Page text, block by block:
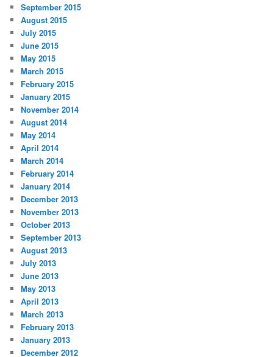
September 2015
August 2015
July 2015
June 2015
May 2015
March 2015
February 2015
January 2015
November 2014
August 2014
May 2014
April 2014
March 2014
February 2014
January 2014
December 2013
November 2013
October 2013
September 2013
August 2013
July 2013
June 2013
May 2013
April 2013
March 2013
February 2013
January 2013
December 2012